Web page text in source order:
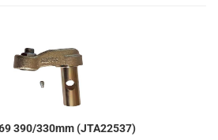
390/330mm (JTA22537)